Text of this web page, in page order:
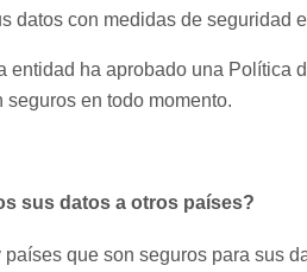
datos con medidas de seguridad
entidad ha aprobado una Política
seguros en todo momento.
sus datos a otros países?
países que son seguros para sus